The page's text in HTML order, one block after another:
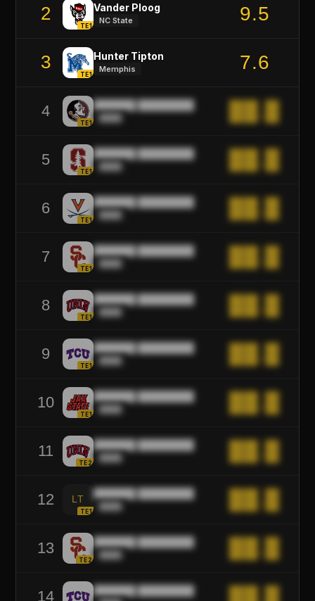
2
TE1
Vander Ploog
NC State 9.5
3
TE1
Hunter Tipton
Memphis 7.6
4
TE1
██████ ████████
████
5
TE1
██████ ████████
████
6
TE1
██████ ████████
████
7
TE1
██████ ████████
████
8
TE1
██████ ████████
████
9
TE1
██████ ████████
████
10
TE1
██████ ████████
████
11
TE2
██████ ████████
████
12 LT
TE1
██████ ████████
████
13
TE2
██████ ████████
████
14 ██████ ████████